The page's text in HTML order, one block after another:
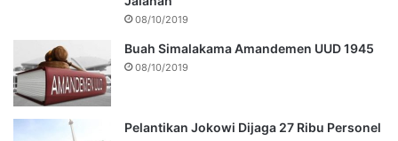
08/10/2019
Buah Simalakama Amandemen UUD 1945
08/10/2019
Pelantikan Jokowi Dijaga 27 Ribu Personel